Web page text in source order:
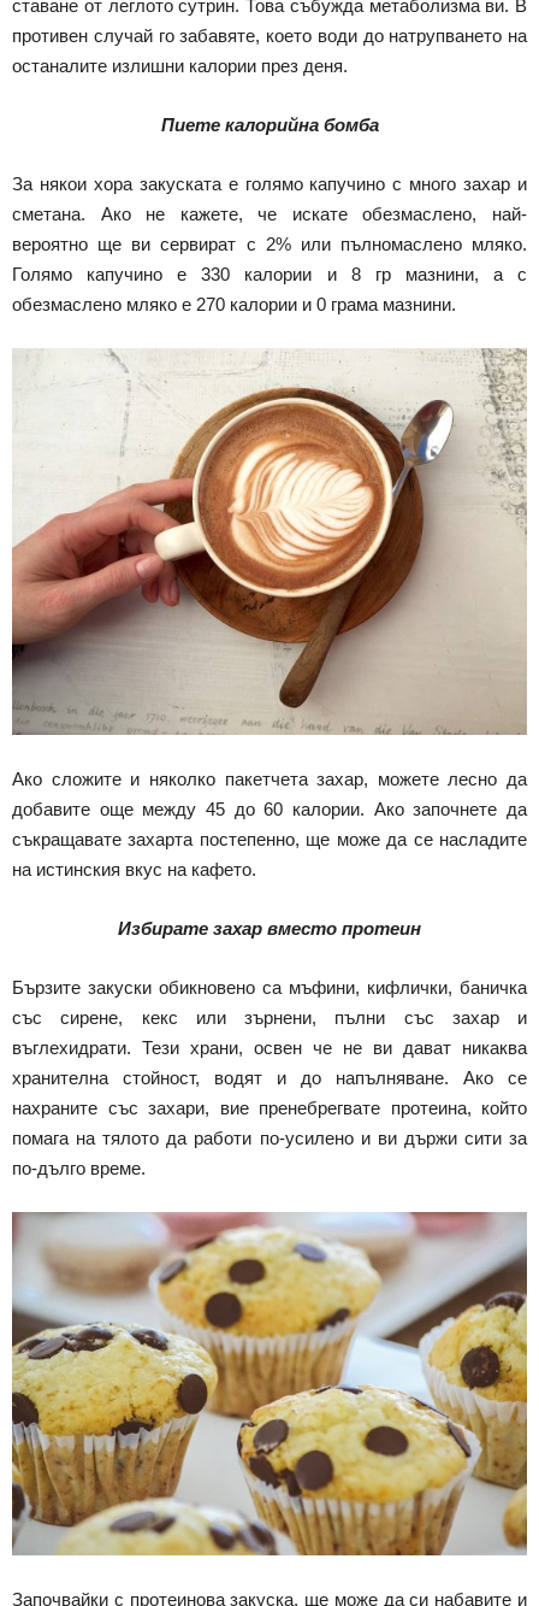
ставане от леглото сутрин. Това събужда метаболизма ви. В
противен случай го забавяте, което води до натрупването на
останалите излишни калории през деня.
Пиете калорийна бомба
За някои хора закуската е голямо капучино с много захар и
сметана. Ако не кажете, че искате обезмаслено, най-
вероятно ще ви сервират с 2% или пълномаслено мляко.
Голямо капучино е 330 калории и 8 гр мазнини, а с
обезмаслено мляко е 270 калории и 0 грама мазнини.
Ако сложите и няколко пакетчета захар, можете лесно да
добавите още между 45 до 60 калории. Ако започнете да
съкращавате захарта постепенно, ще може да се насладите
на истинския вкус на кафето.
Избирате захар вместо протеин
Бързите закуски обикновено са мъфини, кифлички, баничка
със сирене, кекс или зърнени, пълни със захар и
въглехидрати. Тези храни, освен че не ви дават никаква
хранителна стойност, водят и до напълняване. Ако се
нахраните със захари, вие пренебрегвате протеина, който
помага на тялото да работи по-усилено и ви държи сити за
по-дълго време.
Започвайки с протеинова закуска, ще може да си набавите и